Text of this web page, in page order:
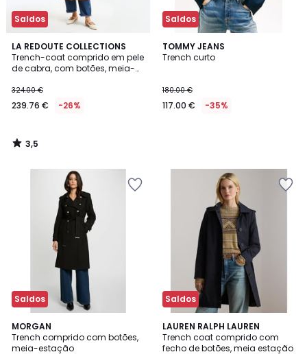
Saldos
LA REDOUTE COLLECTIONS
Trench-coat comprido em pele
de cabra, com botões, meia-
324.00 €
239.76 € -26%
3,5
/ 5
3,5
/
Saldos
TOMMY JEANS
Trench curto
180.00 €
117.00 € -35%
Saldos
MORGAN
Trench comprido com botões,
meia-estação
3
/
5
Saldos
LAUREN RALPH LAUREN
Trench coat comprido com
fecho de botões, meia estação
4,2
/ 5